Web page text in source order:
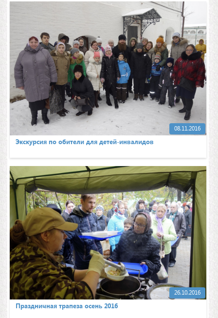
08.11.2016
Экскурсия по обители для детей-инвалидов
26.10.2016
Праздничная трапеза осень 2016